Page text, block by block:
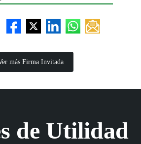
más Firma Invitada
de Utilidad